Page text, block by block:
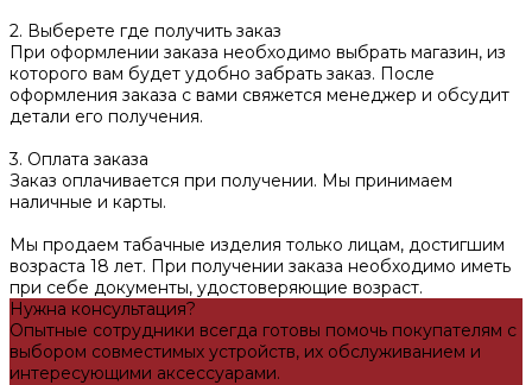
2. Выберете где получить заказ
При оформлении заказа необходимо выбрать магазин, из
которого вам будет удобно забрать заказ. После
оформления заказа с вами свяжется менеджер и обсудит
детали его получения.
3. Оплата заказа
Заказ оплачивается при получении. Мы принимаем
наличные и карты.
Мы продаем табачные изделия только лицам, достигшим
возраста 18 лет. При получении заказа необходимо иметь
при себе документы, удостоверяющие возраст.
Нужна консультация?
Опытные сотрудники всегда готовы помочь покупателям с
выбором совместимых устройств, их обслуживанием и
интересующими аксессуарами.